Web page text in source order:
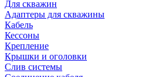
Для скважин
Адаптеры для скважины
Кабель
Кессоны
Крепление
Крышки и оголовки
Слив системы